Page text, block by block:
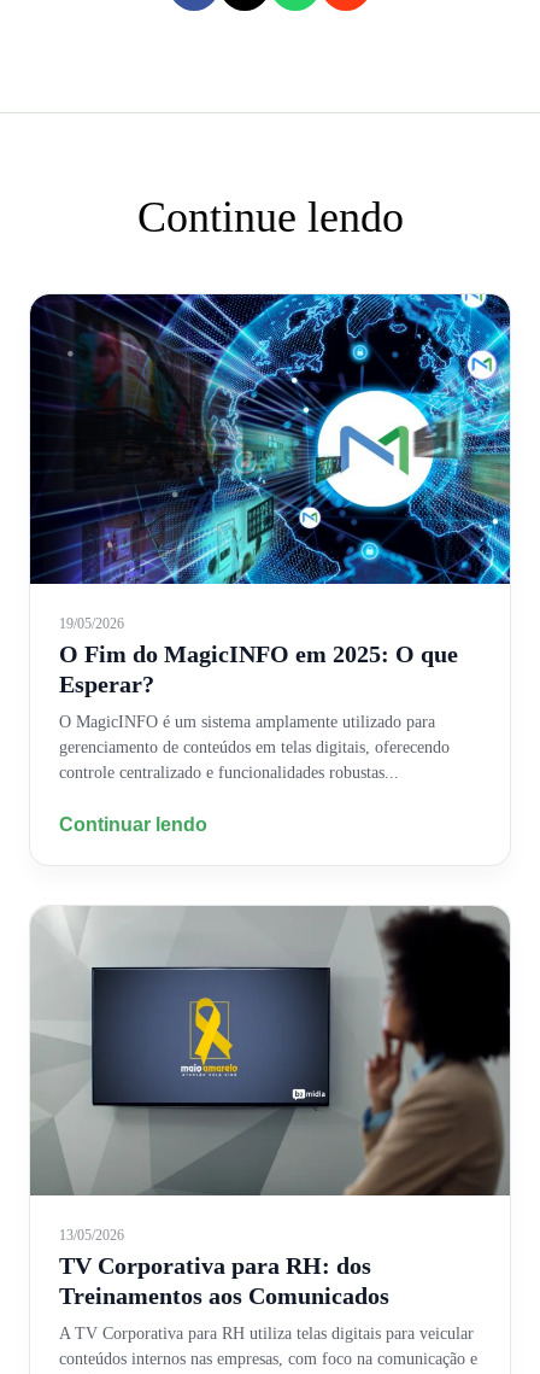
Continue lendo
19/05/2026
O Fim do MagicINFO em 2025: O que
Esperar?
O MagicINFO é um sistema amplamente utilizado para
gerenciamento de conteúdos em telas digitais, oferecendo
controle centralizado e funcionalidades robustas...
Continuar lendo
13/05/2026
TV Corporativa para RH: dos
Treinamentos aos Comunicados
A TV Corporativa para RH utiliza telas digitais para veicular
conteúdos internos nas empresas, com foco na comunicação e